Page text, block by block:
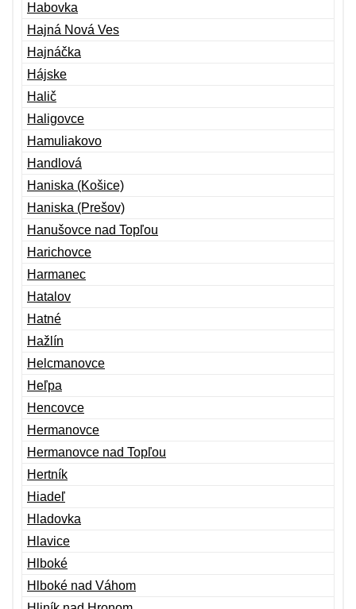
Habovka
Hajná Nová Ves
Hajnáčka
Hájske
Halič
Haligovce
Hamuliakovo
Handlová
Haniska (Košice)
Haniska (Prešov)
Hanušovce nad Topľou
Harichovce
Harmanec
Hatalov
Hatné
Hažlín
Helcmanovce
Heľpa
Hencovce
Hermanovce
Hermanovce nad Topľou
Hertník
Hiadeľ
Hladovka
Hlavice
Hlboké
Hlboké nad Váhom